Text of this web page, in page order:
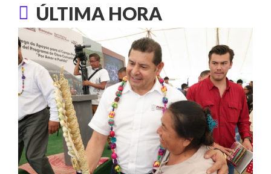
ÚLTIMA HORA